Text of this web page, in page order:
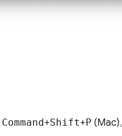
Command+Shift+P (Mac)